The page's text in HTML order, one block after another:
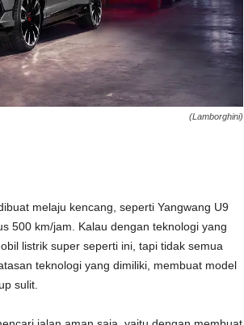
(Lamborghini)
melaju kencang, seperti Yangwang U9
500 km/jam. Kalau dengan teknologi yang
listrik super seperti ini, tapi tidak semua
teknologi yang dimiliki, membuat model
sulit.